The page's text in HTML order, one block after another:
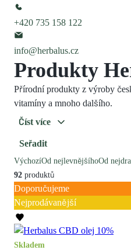
+420 735 158 122
info@herbalus.cz
Produkty
Přírodní produkty z výroby
vitamíny a mnoho dalšího.
Číst více
Seřadit
VýchozíOd nejlevnějšíhoOd
92 produktů
Doporučujeme
Nejprodávanější
Skladem